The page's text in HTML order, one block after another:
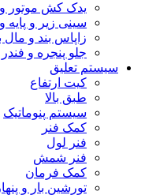
یدک کش موتور و
سینی زیر و
زاپاس بند و مال
جلو پنجره و
سیستم تعلیق
کیت ارتفاع
طبق بالا
سیستم پنوماتیک
کمک فنر
فنر لول
فنر شمش
کمک فرمان
تورشین بار و